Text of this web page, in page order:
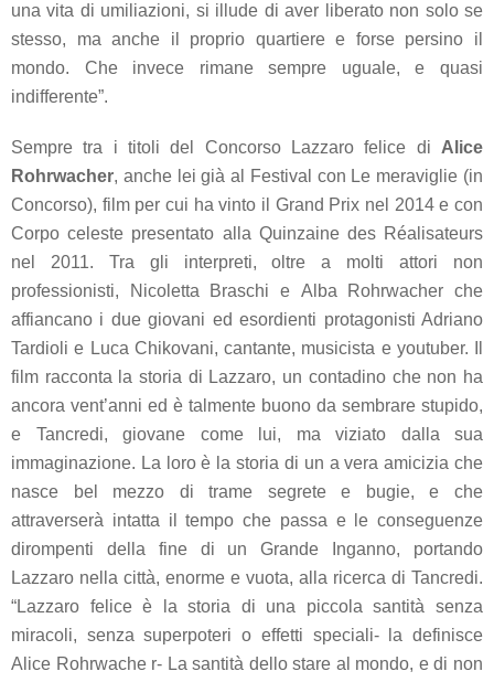
una vita di umiliazioni, si illude di aver liberato non solo se
stesso, ma anche il proprio quartiere e forse persino il
mondo. Che invece rimane sempre uguale, e quasi
indifferente”.
Sempre tra i titoli del Concorso Lazzaro felice di Alice
Rohrwacher, anche lei già al Festival con Le meraviglie (in
Concorso), film per cui ha vinto il Grand Prix nel 2014e con
Corpo celeste presentato alla Quinzaine des Réalisateurs
nel 2011. Tra gli interpreti, oltre a molti attori non
professionisti, Nicoletta Braschi e Alba Rohrwacher che
affiancano i due giovani ed esordienti protagonisti Adriano
Tardioli e Luca Chikovani, cantante, musicista e youtuber. Il
film racconta la storia di Lazzaro, un contadino che non ha
ancora vent’anni ed è talmente buono da sembrare stupido,
e Tancredi, giovane come lui, ma viziato dalla sua
immaginazione. La loro è la storia di un a vera amicizia che
nasce bel mezzo di trame segrete e bugie, e che
attraverserà intatta il tempo che passa e le conseguenze
dirompenti della fine di un Grande Inganno, portando
Lazzaro nella città, enorme e vuota, alla ricerca di Tancredi.
“Lazzaro feliceè la storia di una piccola santità senza
miracoli, senza superpoteri o effetti speciali- la definisce
Alice Rohrwache r- La santità dello stare al mondo, e di non